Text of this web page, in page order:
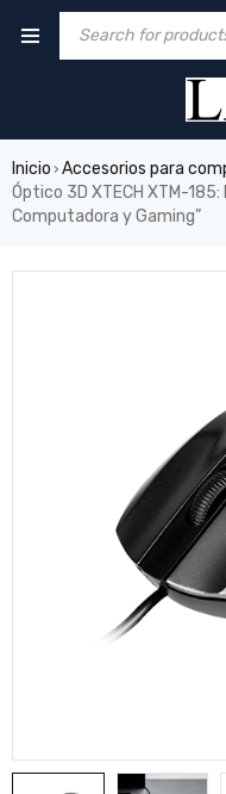
Inicio › Accesorios para
Óptico 3D XTECH XTM-
Computadora y Gaming”